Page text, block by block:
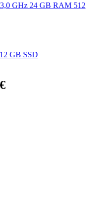
GHz 24 GB RAM 512
GB SSD